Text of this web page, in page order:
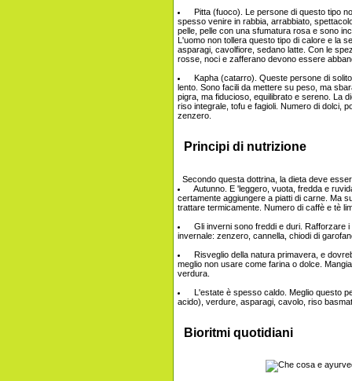
Pitta (fuoco). Le persone di questo tipo
spesso venire in rabbia, arrabbiato,
pelle, pelle con una sfumatura rosa e sono
L'uomo non tollera questo tipo di calore e la
asparagi, cavolfiore, sedano latte. Con le
rosse, noci e zafferano devono essere
Kapha (catarro). Queste persone di
lento. Sono facili da mettere su peso, ma
pigra, ma fiducioso, equilibrato e sereno. La
riso integrale, tofu e fagioli. Numero di dolci,
zenzero.
Principi di nutrizione
Secondo questa dottrina, la dieta deve
Autunno. E 'leggero, vuota, fredda e
certamente aggiungere a piatti di carne. Ma
trattare termicamente. Numero di caffè e tè
Gli inverni sono freddi e duri. Rafforzare
invernale: zenzero, cannella, chiodi di
Risveglio della natura primavera, e
meglio non usare come farina o dolce.
verdura.
L'estate è spesso caldo. Meglio questo
acido), verdure, asparagi, cavolo, riso
Bioritmi quotidiani